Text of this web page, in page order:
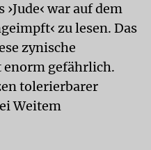
war auf dem
zu lesen. Das
zynische
enorm gefährlich.
tolerierbarer
Weitem